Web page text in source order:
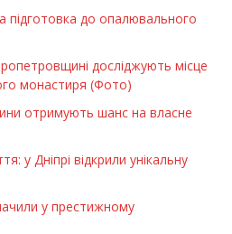
підготовка до опалювального
досліджують місце
монастиря (Фото)
отримують шанс на власне
у Дніпрі відкрили унікальну
у престижному